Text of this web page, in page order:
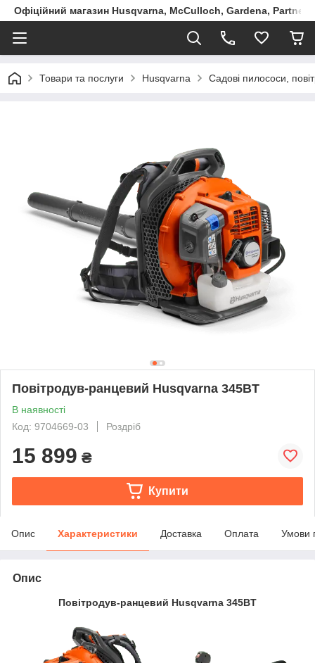
Офіційний магазин Husqvarna, McCulloch, Gardena, Partner
Товари та послуги Husqvarna Садові пилососи,
Повітродув-ранцевий Husqvarna 345BT
В наявності
Код: 9704669-03
Роздріб
15 899 ₴
Купити
Опис Характеристики Доставка Оплата Умови
Опис
Повітродув-ранцевий Husqvarna 345BT